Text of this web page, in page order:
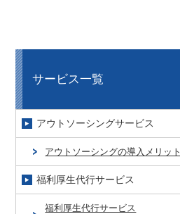
サービス一覧
アウトソーシングサービス
アウトソーシングの導入メリット
福利厚生代行サービス
福利厚生代行サービス